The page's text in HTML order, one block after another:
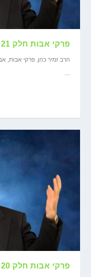
פרקי אבות חלק 21 הרב זמיר כהן במסרים לחיים
הרב זמיר כהן,פרקי אבות,
פרקי אבות חלק 20 הרב זמיר כהן במסרים לחיים